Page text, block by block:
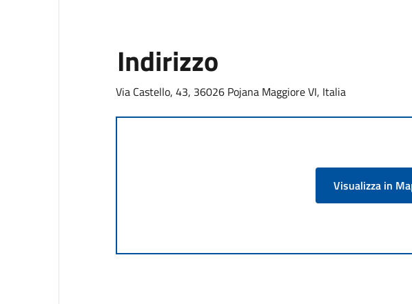
Indirizzo
Via Castello, 43, 36026 Pojana Maggiore VI, Italia
Visualizza in